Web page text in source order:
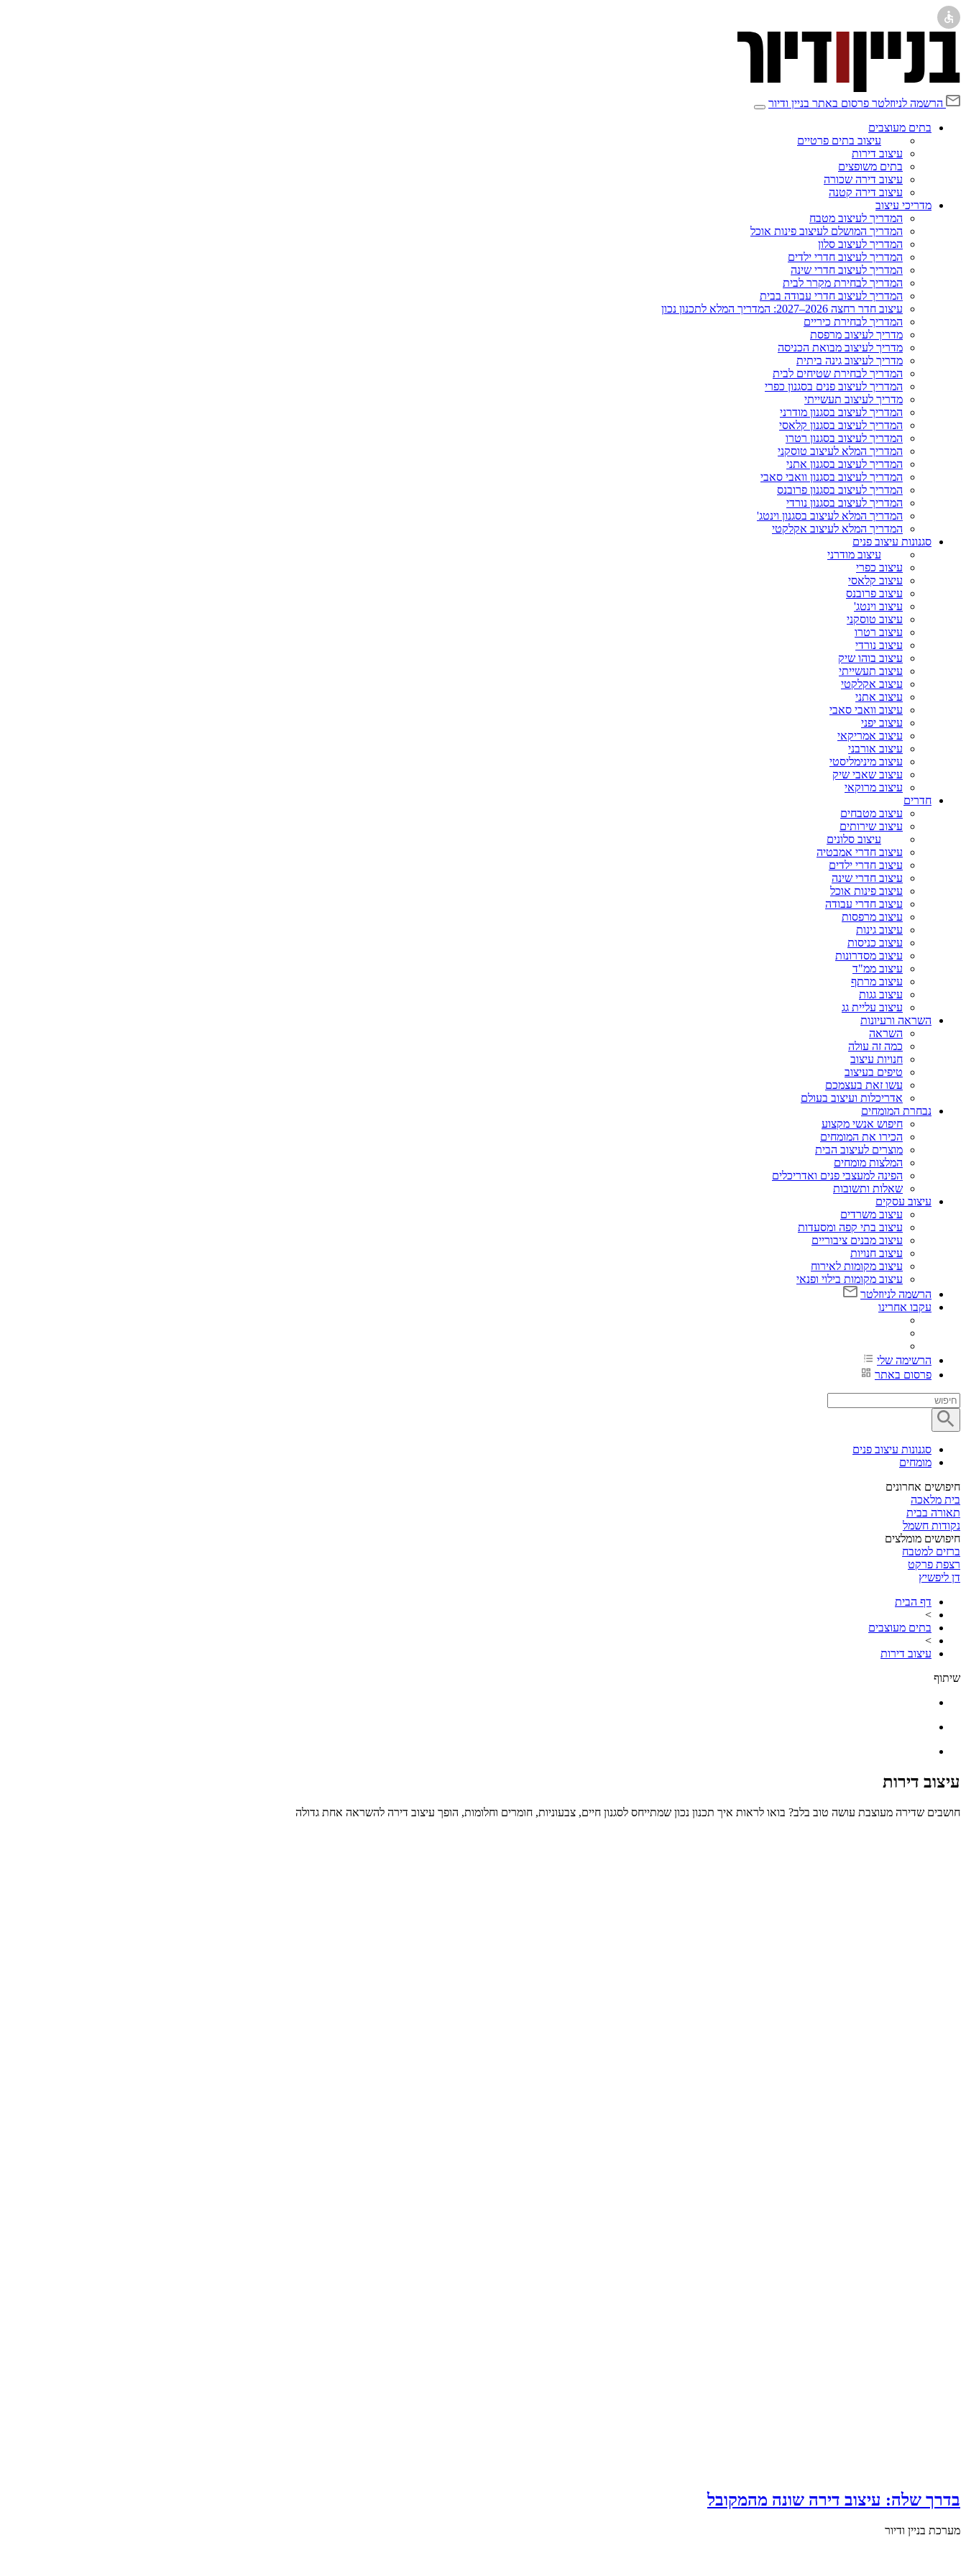
הרשמה לניוזלטר פרסום באתר בניין ודיור
בתים מעוצבים
עיצוב בתים פרטיים
עיצוב דירות
בתים משופצים
עיצוב דירה שכורה
עיצוב דירה קטנה
מדריכי עיצוב
המדריך לעיצוב מטבח
המדריך המושלם לעיצוב פינות אוכל
המדריך לעיצוב סלון
המדריך לעיצוב חדרי ילדים
המדריך לעיצוב חדרי שינה
המדריך לבחירת מקרר לבית
המדריך לעיצוב חדרי עבודה בבית
עיצוב חדר רחצה 2026–2027: המדריך המלא לתכנון נכון
המדריך לבחירת כיריים
מדריך לעיצוב מרפסת
מדריך לעיצוב מבואת הכניסה
מדריך לעיצוב גינה ביתית
המדריך לבחירת שטיחים לבית
המדריך לעיצוב פנים בסגנון כפרי
מדריך לעיצוב תעשייתי
המדריך לעיצוב בסגנון מודרני
המדריך לעיצוב בסגנון קלאסי
המדריך לעיצוב בסגנון רטרו
המדריך המלא לעיצוב טוסקני
המדריך לעיצוב בסגנון אתני
המדריך לעיצוב בסגנון וואבי סאבי
המדריך לעיצוב בסגנון פרובנס
המדריך לעיצוב בסגנון נורדי
המדריך המלא לעיצוב בסגנון וינטג'
המדריך המלא לעיצוב אקלקטי
סגנונות עיצוב פנים
עיצוב מודרני
עיצוב כפרי
עיצוב קלאסי
עיצוב פרובנס
עיצוב וינטג'
עיצוב טוסקני
עיצוב רטרו
עיצוב נורדי
עיצוב בוהו שיק
עיצוב תעשייתי
עיצוב אקלקטי
עיצוב אתני
עיצוב וואבי סאבי
עיצוב יפני
עיצוב אמריקאי
עיצוב אורבני
עיצוב מינימליסטי
עיצוב שאבי שיק
עיצוב מרוקאי
חדרים
עיצוב מטבחים
עיצוב שירותים
עיצוב סלונים
עיצוב חדרי אמבטיה
עיצוב חדרי ילדים
עיצוב חדרי שינה
עיצוב פינות אוכל
עיצוב חדרי עבודה
עיצוב מרפסות
עיצוב גינות
עיצוב כניסות
עיצוב מסדרונות
עיצוב ממ"ד
עיצוב מרתף
עיצוב גגות
עיצוב עליית גג
השראה ורעיונות
השראה
כמה זה עולה
חנויות עיצוב
טיפים בעיצוב
עשו זאת בעצמכם
אדריכלות ועיצוב בעולם
נבחרת המומחים
חיפוש אנשי מקצוע
הכירו את המומחים
מוצרים לעיצוב הבית
המלצות מומחים
הפינה למעצבי פנים ואדריכלים
שאלות ותשובות
עיצוב עסקים
עיצוב משרדים
עיצוב בתי קפה ומסעדות
עיצוב מבנים ציבוריים
עיצוב חנויות
עיצוב מקומות לאירוח
עיצוב מקומות בילוי ופנאי
הרשמה לניוזלטר
עקבו אחרינו
הרשימה שלי
פרסום באתר
סגנונות עיצוב פנים
מומחים
חיפושים אחרונים
בית מלאכה
תאורה בבית
נקודות חשמל
חיפושים מומלצים
ברזים למטבח
רצפת פרקט
דן ליפשיץ
דף הבית
>
בתים מעוצבים
>
עיצוב דירות
שיתוף
עיצוב דירות
חושבים שדירה מעוצבת עושה טוב בלב? בואו לראות איך תכנון נכון שמתייחס לסגנון חיים, צבעוניות, חומרים וחלומות, הופך עיצוב דירה להשראה אחת גדולה
בדרך שלה: עיצוב דירה שונה מהמקובל
מערכת בניין ודיור